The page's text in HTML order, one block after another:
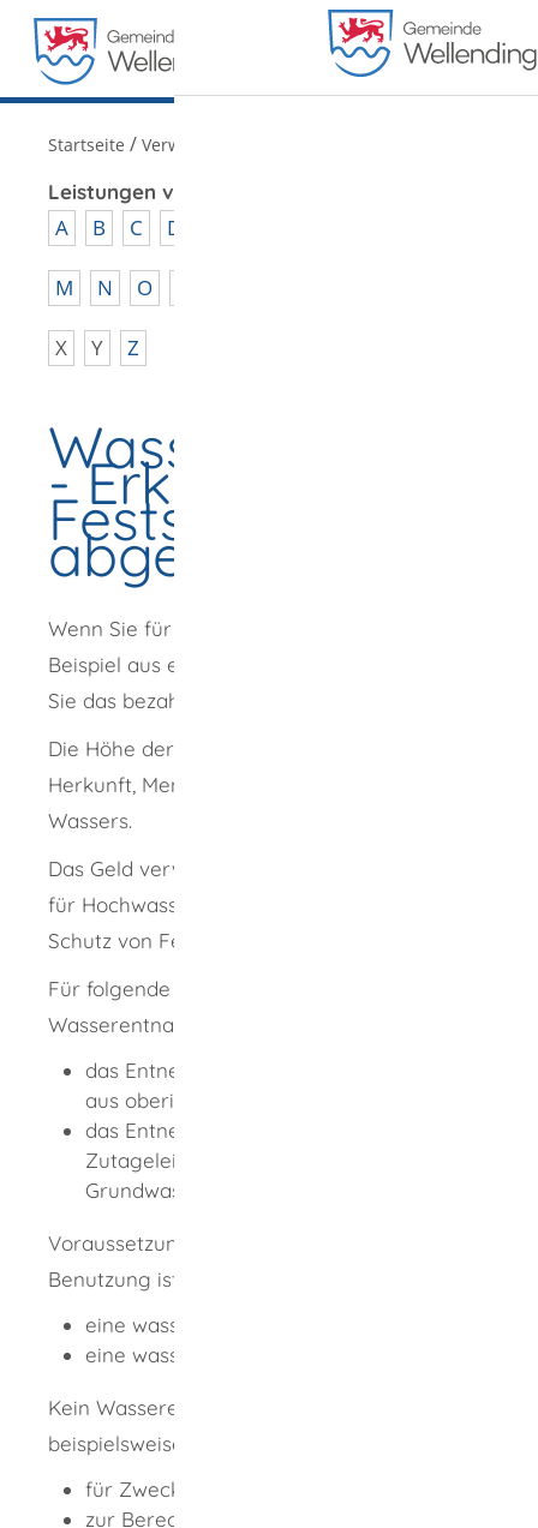
MENÜ
Startseite / Verwaltung
Leistungen von A - Z
A B C D
M N O
X Y Z
- Erklärung zur
Festsetzung
abgeben
Wenn Sie für bestimmte Zwecke Wasser
Beispiel aus einem See,
Sie das bezahlen.
Die Höhe der Kosten richtet sich nach
Herkunft, Menge und Verwendungszweck des
Wassers.
Das Geld verwendet der Staat zum Beispiel
für Hochwasserschutzmaßnahmen und den
Schutz von Feuchtbiotopen.
Für folgende Benutzungen müssen Sie ein
Wasserentnahmeentgelt bezahlen:
das Entnehmen und Ableiten von Wasser
aus oberirdischen Gewässern
das Entnehmen, Zutagefördern,
Zutageleiten und Ableiten von
Grundwasser
Voraussetzung für die entgeltpflichtige
Benutzung ist
eine wasserrechtliche Bewilligung oder
eine wasserrechtliche Erlaubnis.
Kein Wasserentgelt müssen Sie
beispielsweise bezahlen
für Zwecke der Fischerei,
zur Beregnung landwirtschaftlich,